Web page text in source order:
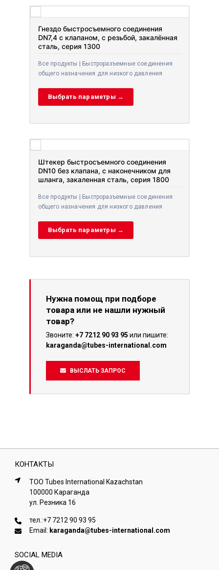
Гнездо быстросъемного соединения
DN7,4 с клапаном, с резьбой, закалённая
сталь, серия 1300
Все продукты | Быстроразъемные соединения
общего назначения для низкого давления
Выбрать параметры →
Штекер быстросъемного соединения
DN10 без клапана, с наконечником для
шланга, закаленная сталь, серия 1800
Все продукты | Быстроразъемные соединения
общего назначения для низкого давления
Выбрать параметры →
Нужна помощ при подборе
товара или не нашли нужный
товар?
Звоните: +7 7212 90 93 95 или пишите:
karaganda@tubes-international.com
ВЫСЛАТЬ ЗАПРОС
КОНТАКТЫ
ТОО Tubes International Kazachstan
100000 Караганда
ул. Резника 16
тел.:+7 7212 90 93 95
Email: karaganda@tubes-international.com
SOCIAL MEDIA